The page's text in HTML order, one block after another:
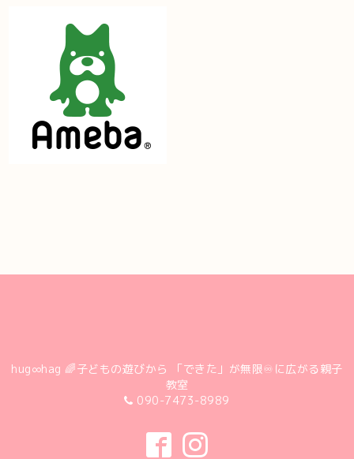
hug∞hag 🌈子どもの遊びから 「できた」が無限♾に広がる親子
教室
090-7473-8989